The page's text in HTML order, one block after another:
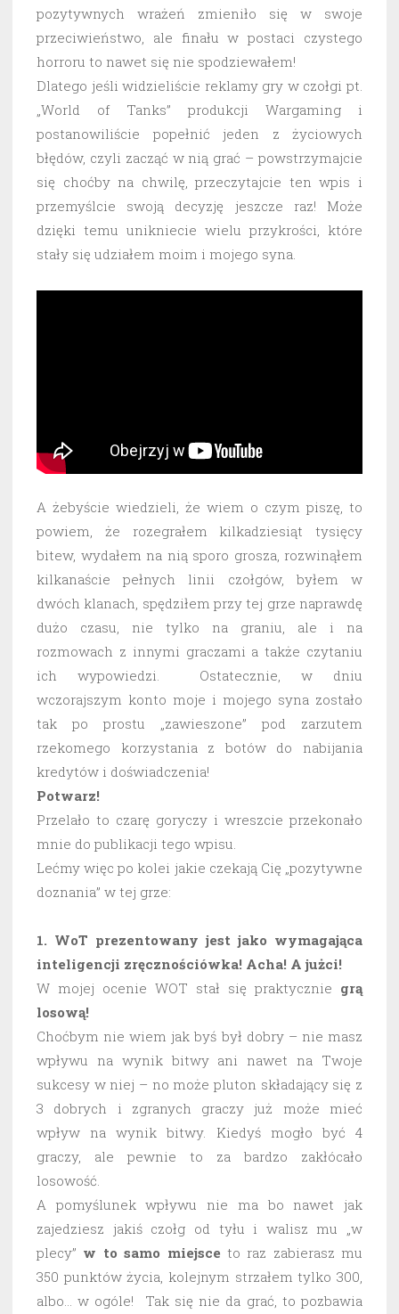
pozytywnych wrażeń zmieniło się w swoje
przeciwieństwo, ale finału w postaci czystego
horroru to nawet się nie spodziewałem!
Dlatego jeśli widzieliście reklamy gry w czołgi pt.
„World of Tanks” produkcji Wargaming i
postanowiliście popełnić jeden z życiowych
błędów, czyli zacząć w nią grać – powstrzymajcie
się choćby na chwilę, przeczytajcie ten wpis i
przemyślcie swoją decyzję jeszcze raz! Może
dzięki temu unikniecie wielu przykrości, które
stały się udziałem moim i mojego syna.
A żebyście wiedzieli, że wiem o czym piszę, to
powiem, że rozegrałem kilkadziesiąt tysięcy
bitew, wydałem na nią sporo grosza, rozwinąłem
kilkanaście pełnych linii czołgów, byłem w
dwóch klanach, spędziłem przy tej grze naprawdę
dużo czasu, nie tylko na graniu, ale i na
rozmowach z innymi graczami a także czytaniu
ich wypowiedzi. Ostatecznie, w dniu
wczorajszym konto moje i mojego syna zostało
tak po prostu „zawieszone” pod zarzutem
rzekomego korzystania z botów do nabijania
kredytów i doświadczenia!
Potwarz!
Przelało to czarę goryczy i wreszcie przekonało
mnie do publikacji tego wpisu.
Lećmy więc po kolei jakie czekają Cię „pozytywne
doznania” w tej grze:
1. WoT prezentowany jest jako wymagająca
inteligencji zręcznościówka! Acha! A jużci!
W mojej ocenie WOT stał się praktycznie grą
losową!
Choćbym nie wiem jak byś był dobry – nie masz
wpływu na wynik bitwy ani nawet na Twoje
sukcesy w niej – no może pluton składający się z
3 dobrych i zgranych graczy już może mieć
wpływ na wynik bitwy. Kiedyś mogło być 4
graczy, ale pewnie to za bardzo zakłócało
losowość.
A pomyślunek wpływu nie ma bo nawet jak
zajedziesz jakiś czołg od tyłu i walisz mu „w
plecy” w to samo miejsce to raz zabierasz mu
350 punktów życia, kolejnym strzałem tylko 300,
albo… w ogóle! Tak się nie da grać, to pozbawia